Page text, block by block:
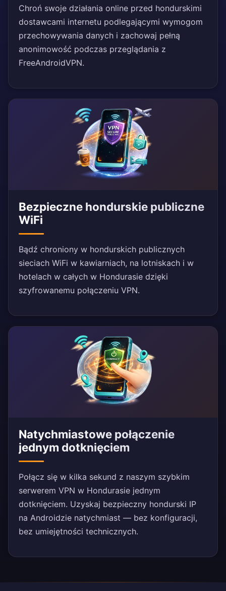
Chroń swoje działania online przed hondurskimi
dostawcami internetu podlegającymi wymogom
przechowywania danych i zachowaj pełną
anonimowość podczas przeglądania z
FreeAndroidVPN.
Bezpieczne hondurskie publiczne
WiFi
Bądź chroniony w hondurskich publicznych
sieciach WiFi w kawiarniach, na lotniskach i w
hotelach w całych w Hondurasie dzięki
szyfrowanemu połączeniu VPN.
Natychmiastowe połączenie
jednym dotknięciem
Połącz się w kilka sekund z naszym szybkim
serwerem VPN w Hondurasie jednym
dotknięciem. Uzyskaj bezpieczny hondurski IP
na Androidzie natychmiast — bez konfiguracji,
bez umiejętności technicznych.